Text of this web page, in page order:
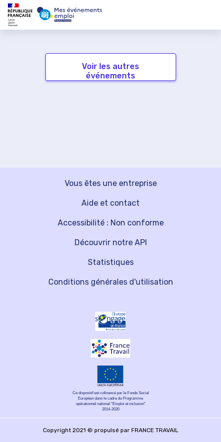
Voir les autres
événements
Vous êtes une entreprise
Découvrir notre API
Aide et contact
Statistiques
Accessibilité : Non conforme
Conditions générales d'utilisation
Ce dispositif est cofinancé par le Fonds Social
Européen dans le cadre du Programme
opérationnel national "Emploi et inclusion"
2014-2020
Copyright 2021 © propulsé par FRANCE TRAVAIL